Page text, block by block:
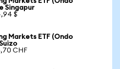
Singapur
$
Markets ETF (Ondo
CHF